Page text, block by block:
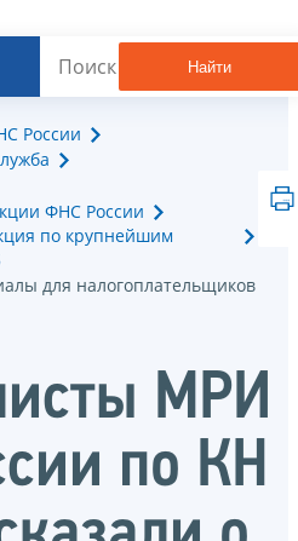
Найти
России
ФНС России
по крупнейшим
для налогоплательщиков
МРИ
по КН